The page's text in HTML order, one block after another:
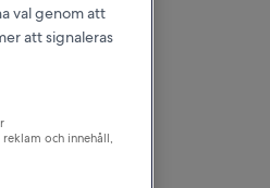
val genom att
att signaleras
och innehåll,